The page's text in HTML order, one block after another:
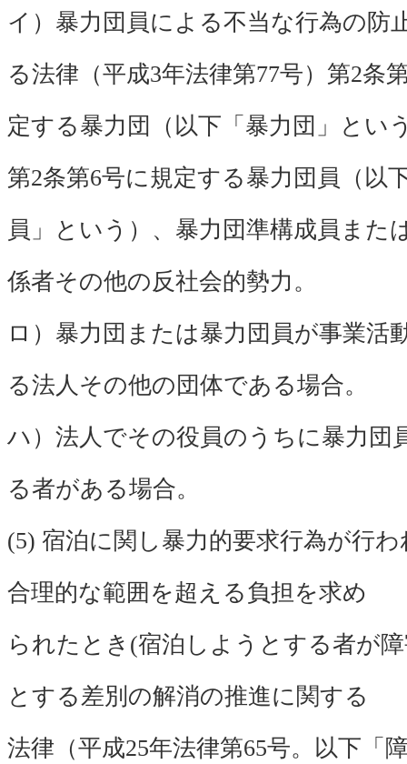
イ）暴力団員による不当な行為の防
る法律（平成3年法律第77号）第2条
定する暴力団（以下「暴力団」とい
第2条第6号に規定する暴力団員（以
員」という）、暴力団準構成員また
係者その他の反社会的勢力。
ロ）暴力団または暴力団員が事業活
る法人その他の団体である場合。
ハ）法人でその役員のうちに暴力団
る者がある場合。
(5) 宿泊に関し暴力的要求行為が行
合理的な範囲を超える負担を求め
られたとき(宿泊しようとする者が
とする差別の解消の推進に関する
法律（平成25年法律第65号。以下「